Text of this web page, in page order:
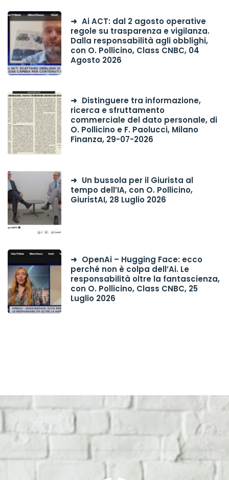
Ai ACT: dal 2 agosto operative
regole su trasparenza e vigilanza.
Dalla responsabilità agli obblighi,
con O. Pollicino, Class CNBC, 04
Agosto 2026
Distinguere tra informazione,
ricerca e sfruttamento
commerciale del dato personale, di
O. Pollicino e F. Paolucci, Milano
Finanza, 29-07-2026
Un bussola per il Giurista al
tempo dell’IA, con O. Pollicino,
GiuristAI, 28 Luglio 2026
OpenAi – Hugging Face: ecco
perché non è colpa dell’Ai. Le
responsabilità oltre la fantascienza,
con O. Pollicino, Class CNBC, 25
Luglio 2026